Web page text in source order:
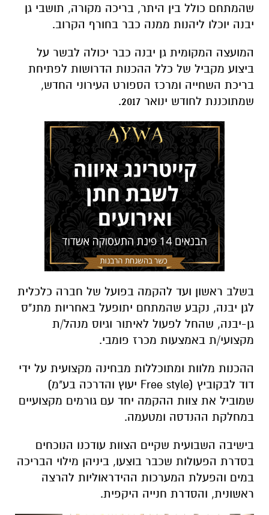
שהמתחם כולל בין היתר, בריכה מקורה, תושבי גן
יבנה יוכלו ליהנות ממנה כבר בחורף הקרוב.
המועצה המקומית גן יבנה כבר יכולה לבשר על
ביצוע מקביל של כלל ההכנות הדרושות לפתיחת
בריכת השחייה ומרכז הספורט העירוני החדש,
שמתוכננת לחודש ינואר 2017.
בשלב ראשון ועד להקמה בפועל של חברה כלכלית
לגן יבנה, נקבע שהמתחם יתופעל באחריות מתנ"ס
גן-יבנה, שהחל לפעול לאיתור וגיוס מנהל/ת
מקצועי/ת באמצעות מכרז פומבי.
ההכנות מלוות ומתוכללות מבחינה מקצועית על ידי
דוד לבקוביץ (Free style יעוץ והדרכה בע"מ)
שמוביל את צוות ההקמה יחד עם גורמים מקצועיים
במחלקת ההנדסה ומטעמה.
בישיבה השבועית שקיים הצוות עודכנו הנוכחים
בסדרת הפעולות שכבר בוצעו, ביניהן מילוי הבריכה
במים והפעלת המערכות ההידראוליות להרצה
ראשונית, והסדרת חנייה היקפית.